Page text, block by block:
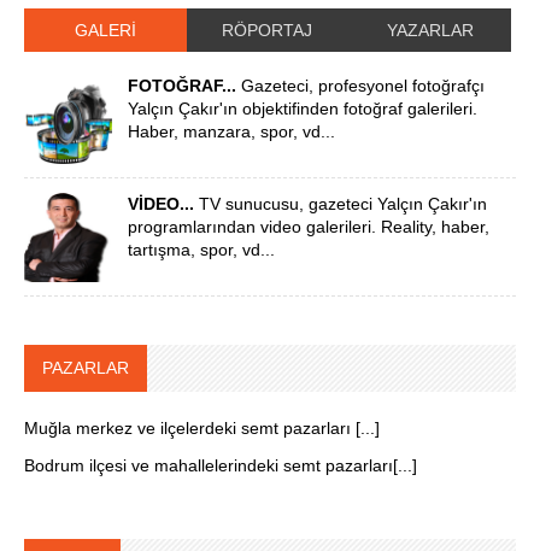
GALERİ RÖPORTAJ YAZARLAR
FOTOĞRAF... Gazeteci, profesyonel fotoğrafçı
Yalçın Çakır'ın objektifinden fotoğraf galerileri.
Haber, manzara, spor, vd...
VİDEO... TV sunucusu, gazeteci Yalçın Çakır'ın
programlarından video galerileri. Reality, haber,
tartışma, spor, vd...
PAZARLAR
Muğla merkez ve ilçelerdeki semt pazarları [...]
Bodrum ilçesi ve mahallelerindeki semt pazarları[...]